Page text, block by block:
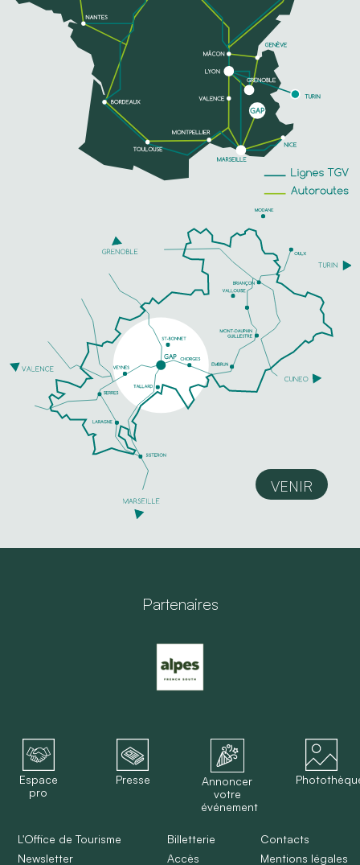
VENIR
Partenaires
Espace
pro
Presse
Annoncer
votre
événement
L'Office de Tourisme
Newsletter
Billetterie
Accès
Contacts
Mentions légales